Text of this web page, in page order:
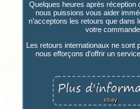
Quelques heures après réception
nous puissions vous aider
n’acceptons les retours que dans
votre
Les retours internationaux ne sont
nous efforçons d’offrir un